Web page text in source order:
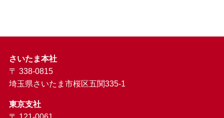
さいたま本社
〒 338-0815
埼玉県さいたま市桜区五関335-1
東京支社